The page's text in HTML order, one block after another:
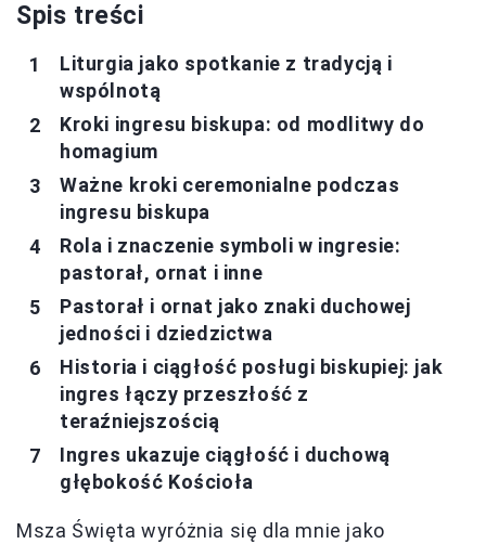
Spis treści
Liturgia jako spotkanie z tradycją i
wspólnotą
Kroki ingresu biskupa: od modlitwy do
homagium
Ważne kroki ceremonialne podczas
ingresu biskupa
Rola i znaczenie symboli w ingresie:
pastorał, ornat i inne
Pastorał i ornat jako znaki duchowej
jedności i dziedzictwa
Historia i ciągłość posługi biskupiej: jak
ingres łączy przeszłość z
teraźniejszością
Ingres ukazuje ciągłość i duchową
głębokość Kościoła
Msza Święta wyróżnia się dla mnie jako